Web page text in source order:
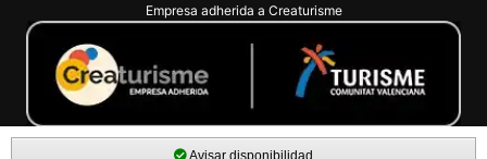
Avisar disponibilidad
Empresa adherida a Creaturisme